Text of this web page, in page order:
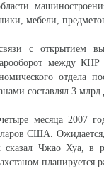
мебели,
с открытием
между КНР
отдела
составлял 3
месяца 2007
США.
сказал Чжао Хуа, в
планируется